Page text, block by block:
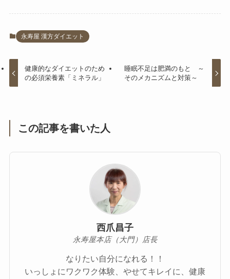
永寿屋 漢方ダイエット
健康的なダイエットのため
の必須栄養素「ミネラル」
睡眠不足は肥満のもと ～
そのメカニズムと対策～
この記事を書いた人
西爪昌子
永寿屋本店（大門）店長
なりたい自分になれる！！
いっしょにワクワク体験、やせてキレイに、健康